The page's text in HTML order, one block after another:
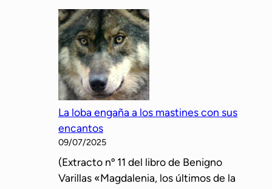
e
z
q
u
e
u
n
a
t
r
a
m
e
m
o
r
i
a
p
r
e
La loba engaña a los mastines con sus
encantos
09/07/2025
(Extracto nº 11 del libro de Benigno
Varillas «Magdalenia, los últimos de la